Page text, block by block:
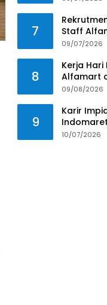
7
Staff
Jawa
09/07/2026
8
Kerja
Alfamart
09/08/2026
9
Karir
10/07/2026